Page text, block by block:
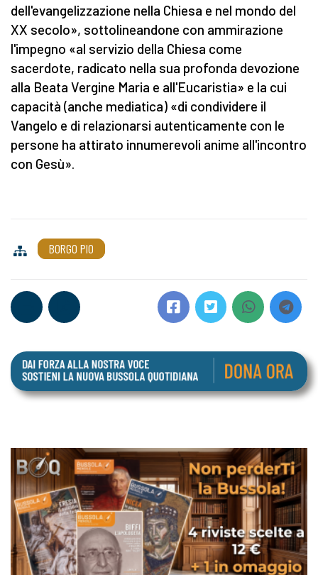
dell'evangelizzazione nella Chiesa e nel mondo del
XX secolo», sottolineandone con ammirazione
l'impegno «al servizio della Chiesa come
sacerdote, radicato nella sua profonda devozione
alla Beata Vergine Maria e all'Eucaristia» e la cui
capacità (anche mediatica) «di condividere il
Vangelo e di relazionarsi autenticamente con le
persone ha attirato innumerevoli anime all'incontro
con Gesù».
BORGO PIO